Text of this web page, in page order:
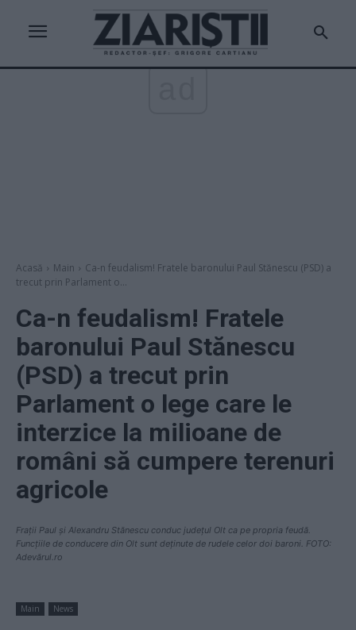
Acasă Main
Ca-n feudalism! Fratele baronului Paul Stănescu (PSD) a
trecut prin Parlament o...
Ca-n feudalism! Fratele
baronului Paul Stănescu
(PSD) a trecut prin
Parlament o lege care le
interzice la milioane de
români să cumpere terenuri
agricole
Frații Paul și Alexandru Stănescu conduc județul Olt ca pe propria feudă.
Funcțiile de conducere din Olt sunt deținute de rudele celor doi baroni. FOTO:
Adevărul.ro
Main News